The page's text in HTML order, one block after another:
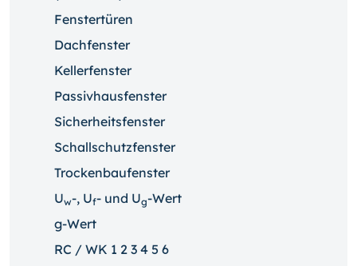
Fenstertüren
Dachfenster
Kellerfenster
Passivhausfenster
Sicherheitsfenster
Schallschutzfenster
Trockenbaufenster
Uw-, Uf- und Ug-Wert
g-Wert
RC / WK 1 2 3 4 5 6